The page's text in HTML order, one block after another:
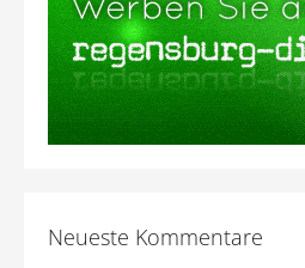
Neueste Kommentare